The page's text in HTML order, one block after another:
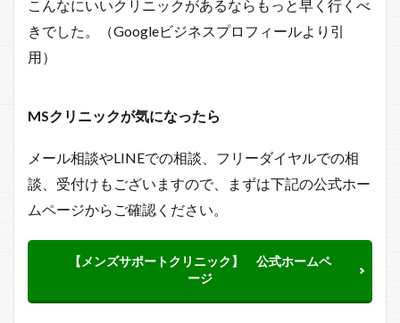
こんなにいいクリニックがあるならもっと早く行くべ
きでした。（Googleビジネスプロフィールより引
用）
MSクリニックが気になったら
メール相談やLINEでの相談、フリーダイヤルでの相
談、受付けもございますので、まずは下記の公式ホー
ムページからご確認ください。
【メンズサポートクリニック】 公式ホームペ
ージ